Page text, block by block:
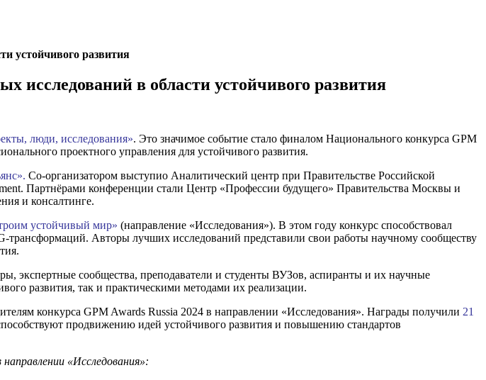
устойчивого развития
исследований в области устойчивого развития
люди, исследования». Это значимое событие стало финалом Национального конкурса GPM
проектного управления для устойчивого развития.
Со-организатором выступио Аналитический центр при Правительстве Российской
Партнёрами конференции стали Центр «Профессии будущего» Правительства Москвы и
и консалтинге.
устойчивый мир» (направление «Исследования»). В этом году конкурс способствовал
Авторы лучших исследований представили свои работы научному сообществу
экспертные сообщества, преподаватели и студенты ВУЗов, аспиранты и их научные
развития, так и практическими методами их реализации.
конкурса GPM Awards Russia 2024 в направлении «Исследования». Награды получили 21
продвижению идей устойчивого развития и повышению стандартов
направлении «Исследования»: